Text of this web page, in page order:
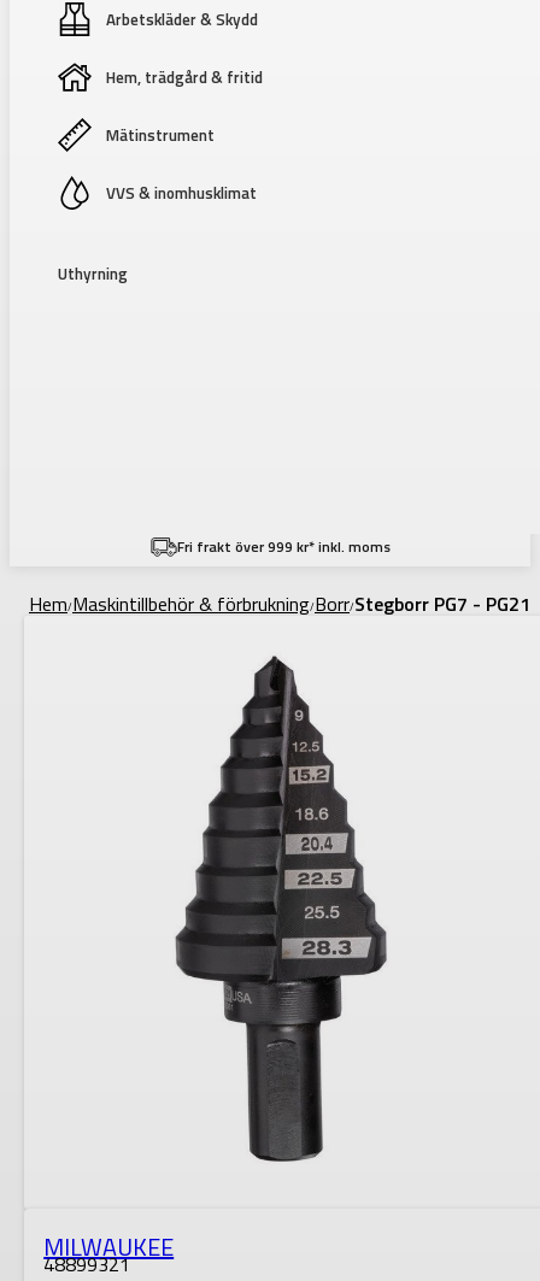
Arbetskläder & Skydd
Hem, trädgård & fritid
Mätinstrument
VVS & inomhusklimat
Uthyrning
Fri frakt över 999 kr* inkl. moms
Hem/Maskintillbehör & förbrukning/Borr/Stegborr PG7 - PG21
MILWAUKEE
48899321